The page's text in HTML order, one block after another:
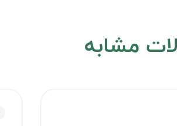
مشابه